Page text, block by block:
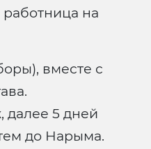
на
вместе с
далее 5 дней
до Нарыма.